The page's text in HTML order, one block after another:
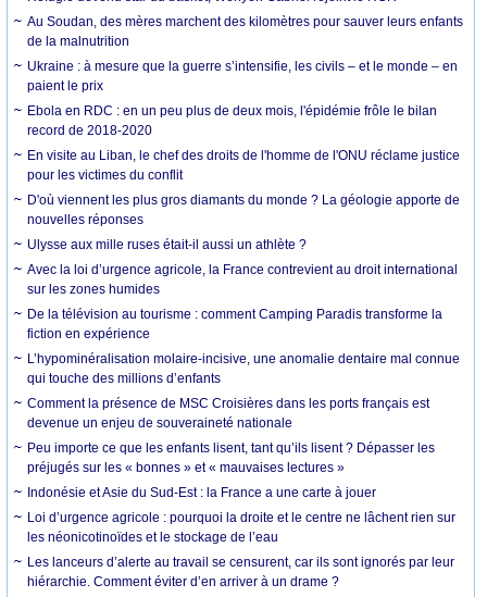
Au Soudan, des mères marchent des kilomètres pour sauver leurs enfants
de la malnutrition
Ukraine : à mesure que la guerre s’intensifie, les civils – et le monde – en
paient le prix
Ebola en RDC : en un peu plus de deux mois, l'épidémie frôle le bilan
record de 2018-2020
En visite au Liban, le chef des droits de l'homme de l'ONU réclame justice
pour les victimes du conflit
D'où viennent les plus gros diamants du monde ? La géologie apporte de
nouvelles réponses
Ulysse aux mille ruses était-il aussi un athlète ?
Avec la loi d’urgence agricole, la France contrevient au droit international
sur les zones humides
De la télévision au tourisme : comment Camping Paradis transforme la
fiction en expérience
L’hypominéralisation molaire-incisive, une anomalie dentaire mal connue
qui touche des millions d’enfants
Comment la présence de MSC Croisières dans les ports français est
devenue un enjeu de souveraineté nationale
Peu importe ce que les enfants lisent, tant qu’ils lisent ? Dépasser les
préjugés sur les « bonnes » et « mauvaises lectures »
Indonésie et Asie du Sud-Est : la France a une carte à jouer
Loi d’urgence agricole : pourquoi la droite et le centre ne lâchent rien sur
les néonicotinoïdes et le stockage de l’eau
Les lanceurs d’alerte au travail se censurent, car ils sont ignorés par leur
hiérarchie. Comment éviter d’en arriver à un drame ?